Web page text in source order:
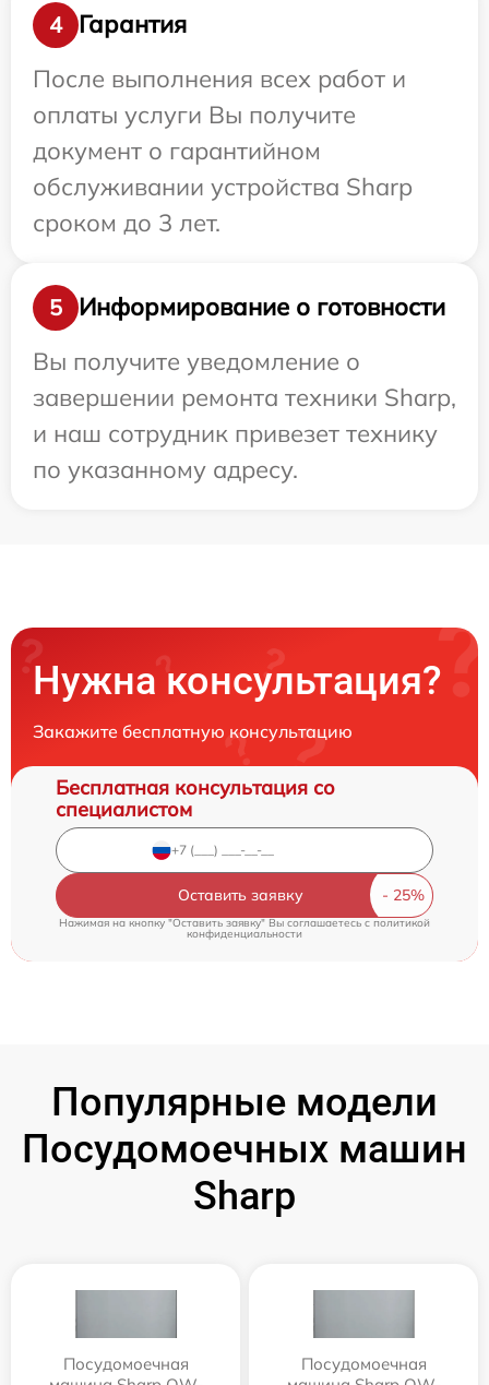
4
Гарантия
После выполнения всех работ и
оплаты услуги Вы получите
документ о гарантийном
обслуживании устройства Sharp
сроком до 3 лет.
5
Информирование о готовности
Вы получите уведомление о
завершении ремонта техники Sharp,
и наш сотрудник привезет технику
по указанному адресу.
Нужна консультация?
Закажите бесплатную консультацию
Бесплатная консультация со
специалистом
Оставить заявку
Нажимая на кнопку "Оставить заявку" Вы соглашаетесь cполитикой
конфиденциальности
Популярные модели
Посудомоечных машин
Sharp
Посудомоечная
Посудомоечная